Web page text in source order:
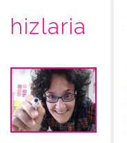
hizlaria